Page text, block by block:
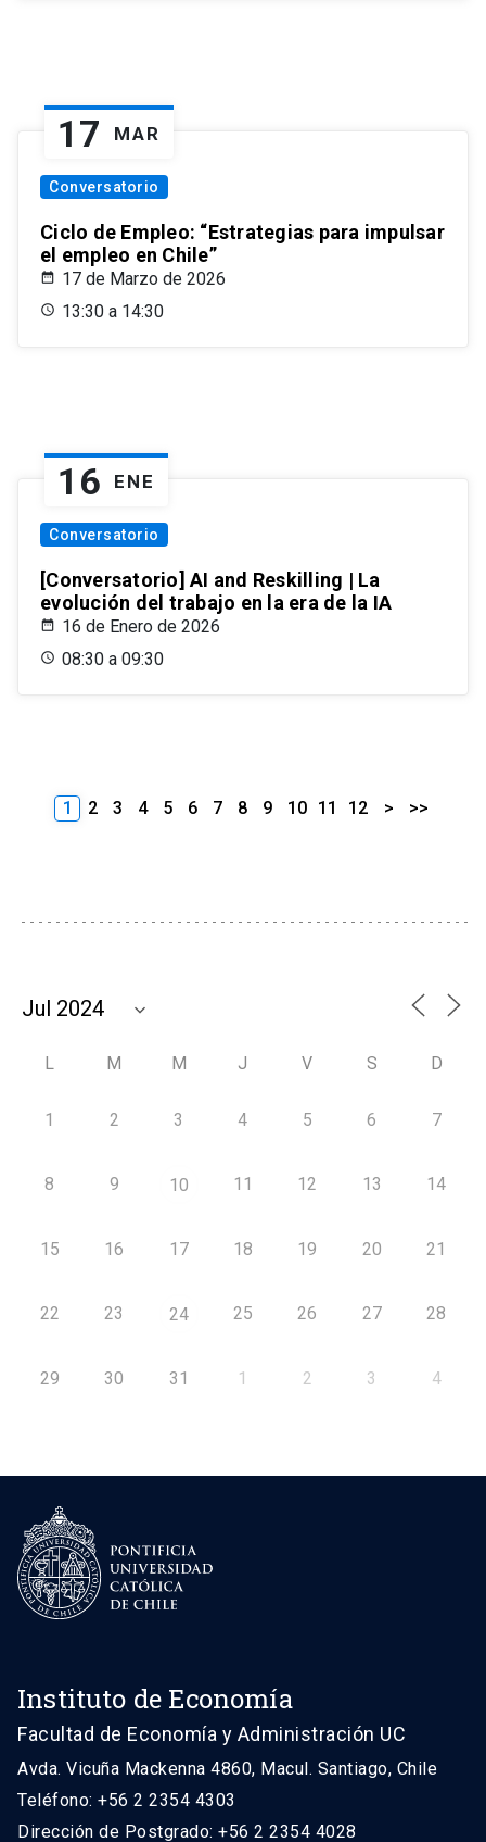
17 MAR
Conversatorio
Ciclo de Empleo: “Estrategias para impulsar
el empleo en Chile”
17 de Marzo de 2026
13:30 a 14:30
16 ENE
Conversatorio
[Conversatorio] AI and Reskilling | La
evolución del trabajo en la era de la IA
16 de Enero de 2026
08:30 a 09:30
1 2 3 4 5 6 7 8 9 10 11 12 > >>
L M M J V S D
1 2 3 4 5 6 7
8 9 10 11 12 13 14
15 16 17 18 19 20 21
22 23 24 25 26 27 28
29 30 31 1 2 3 4
Instituto de Economía
Facultad de Economía y Administración UC
Avda. Vicuña Mackenna 4860, Macul. Santiago, Chile
Teléfono: +56 2 2354 4303
Dirección de Postgrado: +56 2 2354 4028